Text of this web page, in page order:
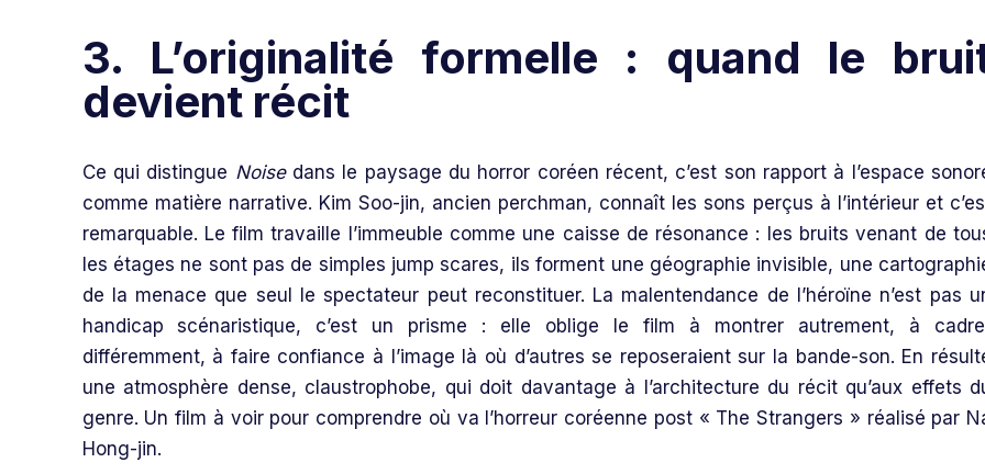
3. L’originalité formelle : quand le
devient récit
Ce qui distingue Noisedans le paysage du horror coréen récent, c’est son rapport à l’espace
comme matière narrative. Kim Soo-jin, ancien perchman, connaît les sons perçus à l’intérieur et
remarquable. Le film travaille l’immeuble comme une caisse de résonance : les bruits venant de
les étages ne sont pas de simples jump scares, ils forment une géographie invisible, une
de la menace que seul le spectateur peut reconstituer. La malentendance de l’héroïne n’est pas
handicap scénaristique, c’est un prisme : elle oblige le film à montrer autrement, à
différemment, à faire confiance à l’image là où d’autres se reposeraient sur la bande-son. En
une atmosphère dense, claustrophobe, qui doit davantage à l’architecture du récit qu’aux effets
genre. Un film à voir pour comprendre où va l’horreur coréenne post « The Strangers » réalisé par
Hong-jin.